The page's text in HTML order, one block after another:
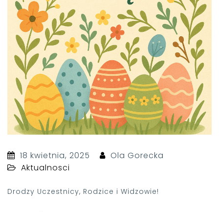
18 kwietnia, 2025
Ola Gorecka
Aktualnosci
Drodzy Uczestnicy, Rodzice i Widzowie!